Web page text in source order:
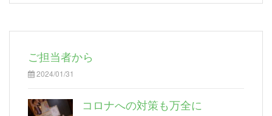
ご担当者から
2024/01/31
コロナへの対策も万全に